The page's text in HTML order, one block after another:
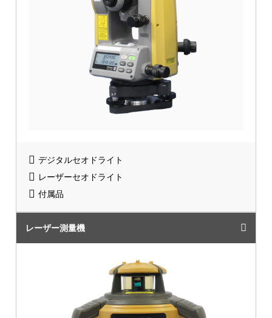
デジタルセオドライト
レーザーセオドライト
付属品
レーザー測量機